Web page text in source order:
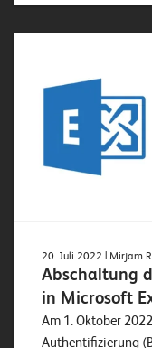
20. Juli 2022 | Mirjam
Abschaltung
in Microsoft
Am 1. Oktober
Authentifizierung